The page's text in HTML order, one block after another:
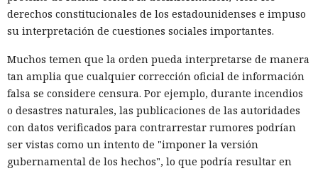
derechos constitucionales de los estadounidenses e impuso
su interpretación de cuestiones sociales importantes.
Muchos temen que la orden pueda interpretarse de manera
tan amplia que cualquier corrección oficial de información
falsa se considere censura. Por ejemplo, durante incendios
o desastres naturales, las publicaciones de las autoridades
con datos verificados para contrarrestar rumores podrían
ser vistas como un intento de "imponer la versión
gubernamental de los hechos", lo que podría resultar en